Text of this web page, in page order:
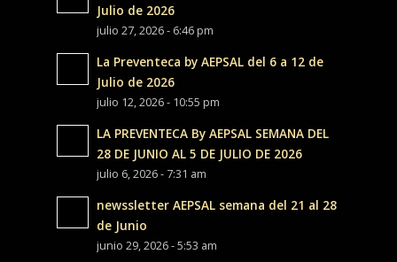
Julio de 2026
julio 27, 2026 - 6:46 pm
La Preventeca by AEPSAL del 6 a 12 de
Julio de 2026
julio 12, 2026 - 10:55 pm
LA PREVENTECA By AEPSAL SEMANA DEL
28 DE JUNIO AL 5 DE JULIO DE 2026
julio 6, 2026 - 7:31 am
newssletter AEPSAL semana del 21 al 28
de Junio
junio 29, 2026 - 5:53 am